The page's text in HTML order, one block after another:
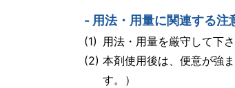
- 用法・用量に関連する注
(1) 用法・用量を厳守して下さ
(2) 本剤使用後は、便意が強
す。）